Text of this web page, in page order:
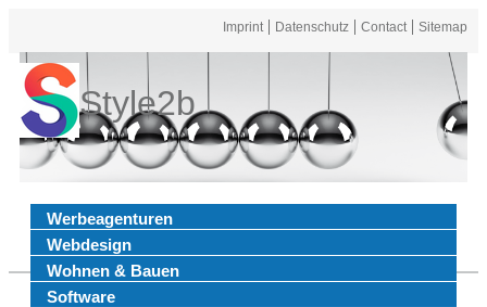
Imprint Datenschutz Contact Sitemap
Style2b
Werbeagenturen
Webdesign
Wohnen & Bauen
Software